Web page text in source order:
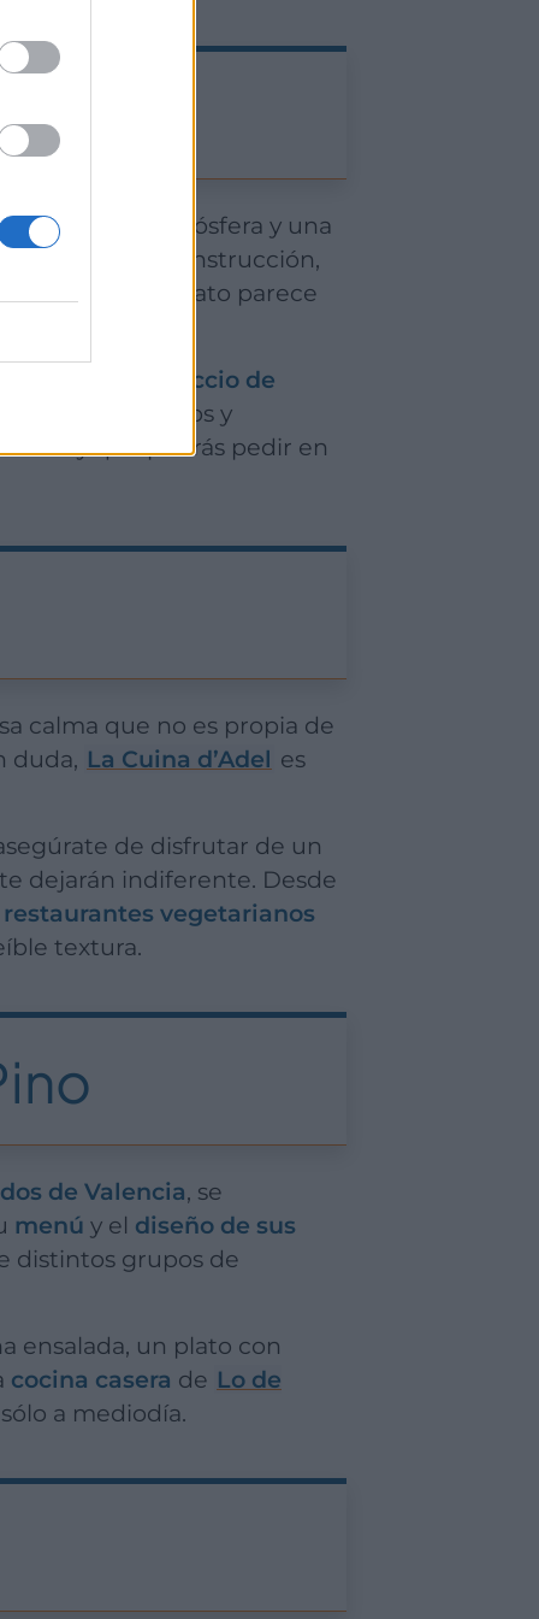
en una atmósfera y una
y la bioconstrucción,
, donde cada plato parece
Carpaccio de
frescos y
y que podrás pedir en
calma que no es propia de
duda, La Cuina d’Adel es
de disfrutar de un
dejarán indiferente. Desde
restaurantes vegetarianos
textura.
de Valencia, se
menú y el diseño de sus
distintos grupos de
cocina casera de Lo de
a mediodía.